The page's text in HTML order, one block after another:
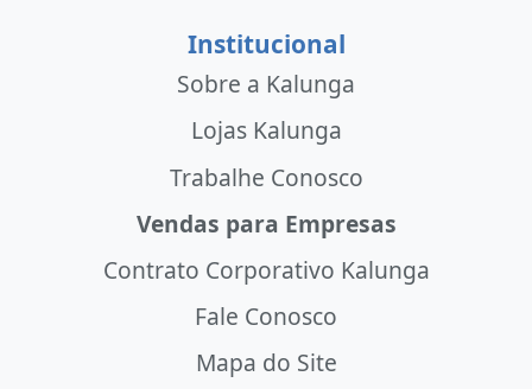
Institucional
Sobre a Kalunga
Lojas Kalunga
Trabalhe Conosco
Vendas para Empresas
Contrato Corporativo Kalunga
Fale Conosco
Mapa do Site